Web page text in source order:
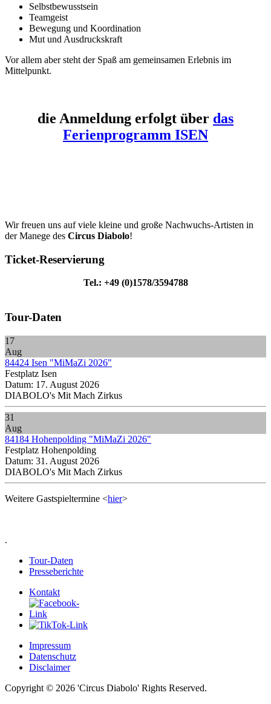
Selbstbewusstsein
Teamgeist
Bewegung und Koordination
Mut und Ausdruckskraft
Vor allem aber steht der Spaß am gemeinsamen Erlebnis im
Mittelpunkt.
die Anmeldung erfolgt über das
Ferienprogramm ISEN
Wir freuen uns auf viele kleine und große Nachwuchs-Artisten in
der Manege des Circus Diabolo!
Ticket-Reservierung
Tel.: +49 (0)1578/3594788
Tour-Daten
17
Aug
84424 Isen "MiMaZi 2026"
Festplatz Isen
Datum: 17. August 2026
DIABOLO's Mit Mach Zirkus
31
Aug
84184 Hohenpolding "MiMaZi 2026"
Festplatz Hohenpolding
Datum: 31. August 2026
DIABOLO's Mit Mach Zirkus
Weitere Gastspieltermine <hier>
.
Tour-Daten
Presseberichte
Kontakt
Impressum
Datenschutz
Disclaimer
Copyright © 2026 'Circus Diabolo' Rights Reserved.